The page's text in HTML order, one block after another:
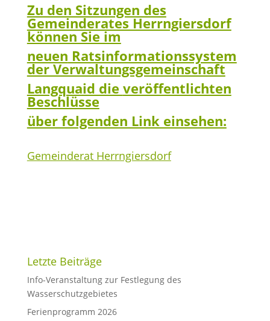
Zu den Sitzungen des
Gemeinderates Herrngiersdorf
können Sie im
neuen Ratsinformationssystem
der Verwaltungsgemeinschaft
Langquaid die veröffentlichten
Beschlüsse
über folgenden Link einsehen:
Gemeinderat Herrngiersdorf
Letzte Beiträge
Info-Veranstaltung zur Festlegung des
Wasserschutzgebietes
Ferienprogramm 2026